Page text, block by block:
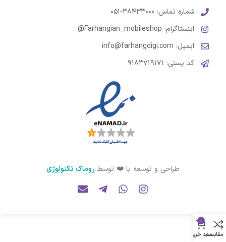
شماره تماس: ۳۸۴۳۳۰۰۰-۰۵۱
اینستاگرام: Farhangian_mobileshop@
ایمیل: info@farhangdigi.com
کد پستی: ۹۱۸۳۷۱۹۱۷۱
طراحی و توسعه با ❤️ توسط روماک تکنولوژی
مقایسه
0
سبد خرید